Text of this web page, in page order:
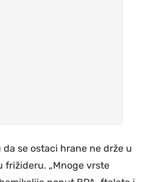
se ostaci hrane ne drže u
frižideru. „Mnoge vrste